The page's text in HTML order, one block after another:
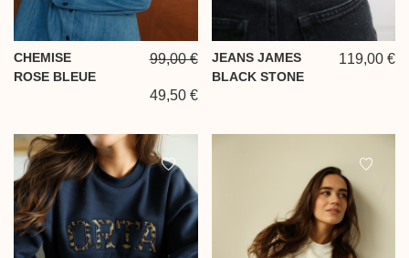
CHEMISE
ROSE BLEUE
99,00 €
49,50 €
JEANS JAMES
BLACK STONE
119,00 €